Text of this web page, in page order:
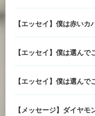
【エッセイ】僕は赤い
【エッセイ】僕は選ん
【エッセイ】僕は選ん
【メッセージ】ダイヤモ